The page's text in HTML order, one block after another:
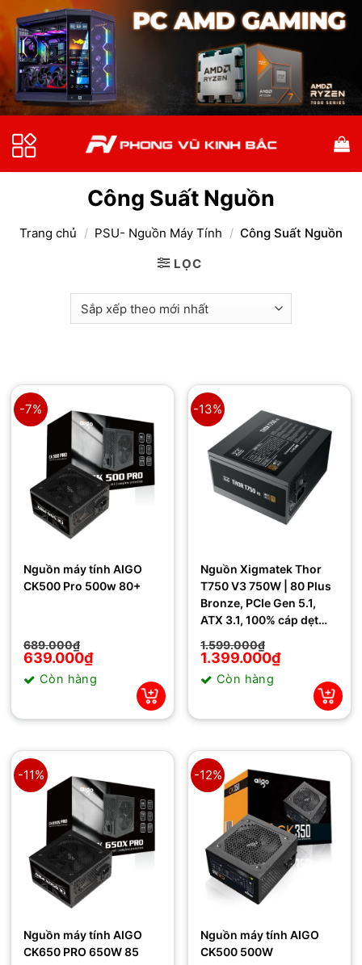
qua
nội
dung
Công Suất Nguồn
Trang chủ / PSU- Nguồn Máy Tính / Công Suất Nguồn
LỌC
-7%
Nguồn máy tính AIGO
CK500 Pro 500w 80+
689.000₫
Giá
gốc
là:
689.000₫.
639.000₫
Giá
hiện
tại
là: Còn hàng
-13%
Nguồn Xigmatek Thor
T750 V3 750W | 80 Plus
Bronze, PCIe Gen 5.1,
ATX 3.1, 100% cáp dẹt
1.599.000₫
Giá
gốc
là:
1.599.000₫.
1.399.000₫
Giá
hiện
tại
là: Còn hàng
-11%
Nguồn máy tính AIGO
CK650 PRO 650W 85
-12%
Nguồn máy tính AIGO
CK500 500W